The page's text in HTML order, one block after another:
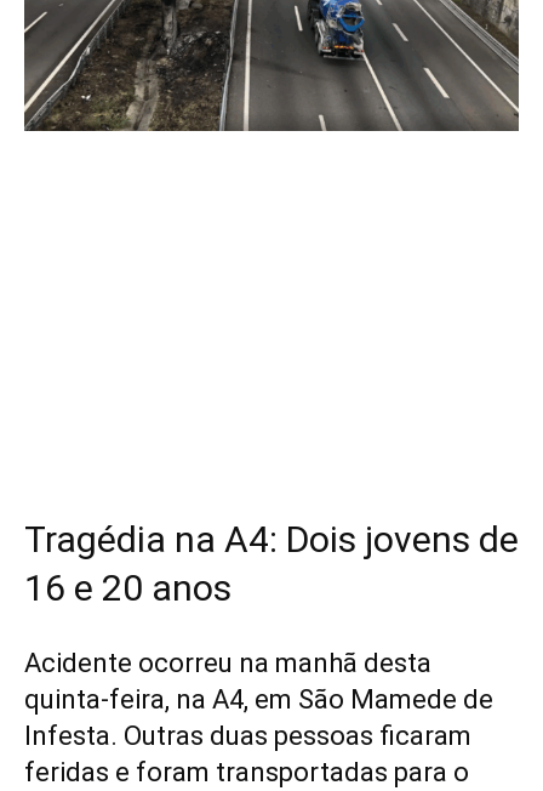
Tragédia na A4: Dois jovens de
16 e 20 anos
Acidente ocorreu na manhã desta
quinta-feira, na A4, em São Mamede de
Infesta. Outras duas pessoas ficaram
feridas e foram transportadas para o